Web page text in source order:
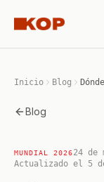
Inicio Blog
Blog
MUNDIAL 202624 de
Actualizado el 5